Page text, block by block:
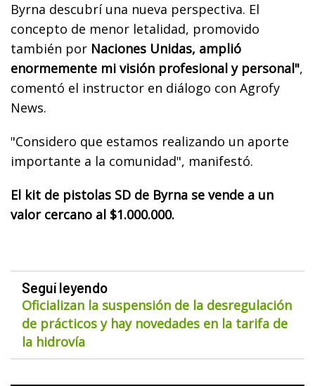
Byrna descubrí una nueva perspectiva. El
concepto de menor letalidad, promovido
también por Naciones Unidas, amplió
enormemente mi visión profesional y personal",
comentó el instructor en diálogo con Agrofy
News.
"Considero que estamos realizando un aporte
importante a la comunidad", manifestó.
El kit de pistolas SD de Byrna se vende a un
valor cercano al $1.000.000.
Seguí leyendo
Oficializan la suspensión de la desregulación
de prácticos y hay novedades en la tarifa de
la hidrovía